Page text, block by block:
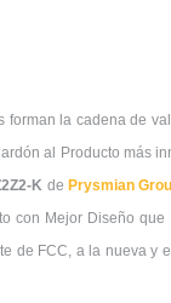
la cadena de
al Producto más
K de Prysmian
con Mejor Diseño
de FCC, a la nueva y